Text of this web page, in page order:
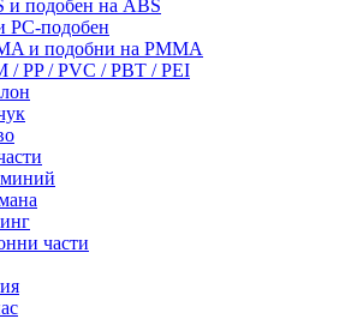
и подобен на ABS
PC-подобен
и подобни на PMMA
/ PP / PVC / PBT / PEI
части